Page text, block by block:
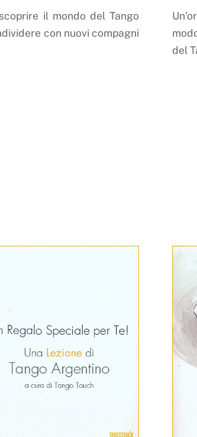
il mondo del Tango
con nuovi compagni
del